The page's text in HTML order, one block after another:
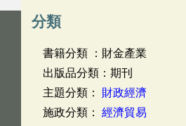
分類
書籍分類 ：財金產業
出版品分類：期刊
主題分類： 財政經濟
施政分類： 經濟貿易